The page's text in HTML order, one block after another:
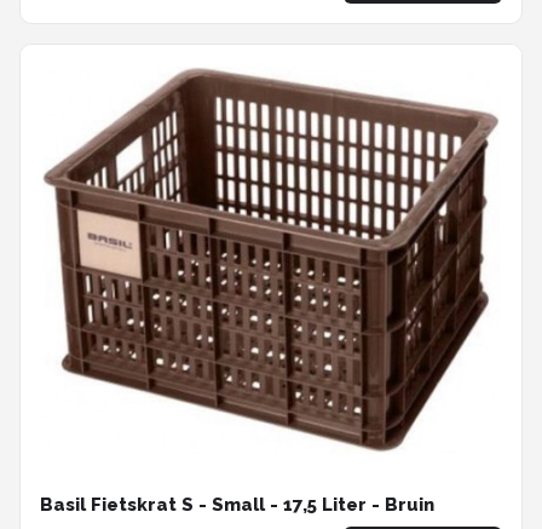
Basil Fietskrat S - Small - 17,5 Liter - Bruin